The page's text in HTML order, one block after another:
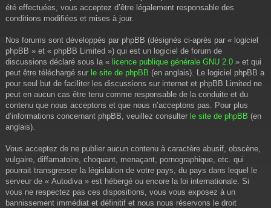
été effectuées, vous acceptez d’être légalement responsable des
conditions modifiées et mises à jour.
Nos forums sont développés par phpBB (désignés ci-après par « logiciel
phpBB » et « phpBB Limited ») qui est un logiciel de forum de
discussions déclaré sous la « licence publique générale GNU 2.0 » et qui
peut être téléchargé sur le site de phpBB (en anglais). Le logiciel phpBB a
pour seul but de faciliter les discussions sur internet et phpBB Limited ne
peut en aucun cas être tenu comme responsable de la conduite et du
contenu que nous acceptons et que nous n’acceptons pas. Pour plus
d’informations concernant phpBB, veuillez consulter le site de phpBB (en
anglais).
Vous acceptez de ne publier aucun contenu à caractère abusif, obscène,
vulgaire, diffamatoire, choquant, menaçant, pornographique, etc. qui
pourrait transgresser la législation de votre pays, du pays dans lequel le
serveur de « Autodiva » est hébergé ou encore la loi internationale. Si
vous ne respectez pas ces dispositions, vous vous exposez à un
bannissement immédiat et définitif et nous nous réservons le droit